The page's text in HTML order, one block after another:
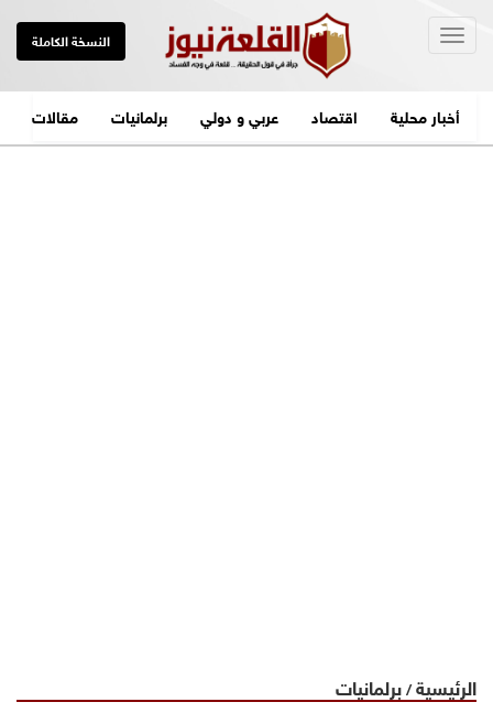
النسخة الكاملة
أخبار محلية اقتصاد عربي و دولي برلمانيات مقالات
الرئيسية/برلمانيات